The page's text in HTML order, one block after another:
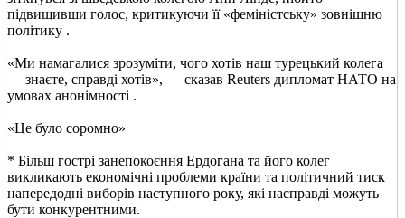
підвищивши голос, критикуючи її «феміністську» зовнішню
політику .
«Ми намагалися зрозуміти, чого хотів наш турецький колега
— знаєте, справді хотів», — сказав Reuters дипломат НАТО на
умовах анонімності .
«Це було соромно»
* Більш гострі занепокоєння Ердогана та його колег
викликають економічні проблеми країни та політичний тиск
напередодні виборів наступного року, які насправді можуть
бути конкурентними.